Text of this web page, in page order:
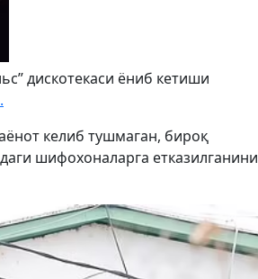
дискотекаси ёниб кетиши
келиб тушмаган, бироқ
шифохоналарга етказилганини